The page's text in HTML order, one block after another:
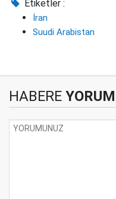
Etiketler :
İran
Suudi Arabistan
HABERE